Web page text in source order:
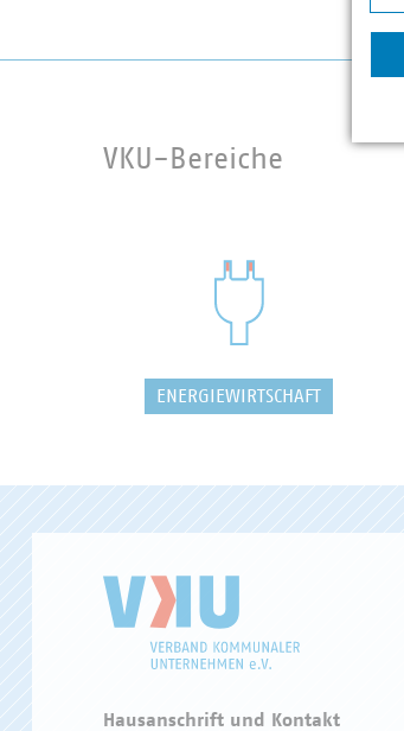
VKU-Bereiche
ENERGIEWIRTSCHAFT
Hausanschrift und Kontakt